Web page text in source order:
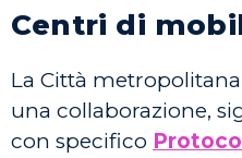
Centri di
La Città
una collaborazione,
con specifico